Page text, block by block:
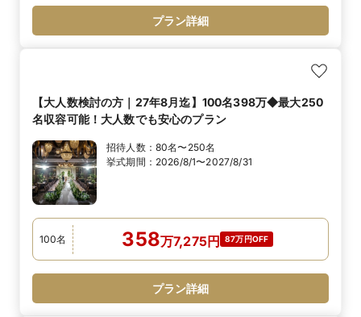
プラン詳細
【大人数検討の方｜27年8月迄】100名398万◆最大250
名収容可能！大人数でも安心のプラン
招待人数： 80名〜250名
挙式期間： 2026/8/1〜2027/8/31
100名 358万7,275円 87万円OFF
プラン詳細